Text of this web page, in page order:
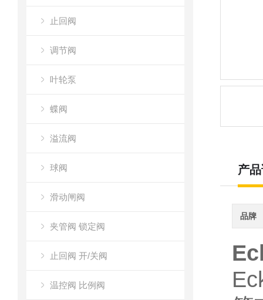
止回阀
调节阀
叶轮泵
蝶阀
溢流阀
球阀
滑动闸阀
夹管阀 锁定阀
止回阀 开/关阀
温控阀 比例阀
产
品牌